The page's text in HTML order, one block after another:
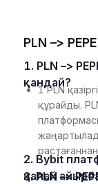
PLN –>
1. PLN –> PEPE қазіргі айырбастау бағамы
қандай?
1 PLN
құрайды.
2. Bybit платформасында PLN –> PEPE
қалай
3. PLN –> PEPE конвертациясы үшін